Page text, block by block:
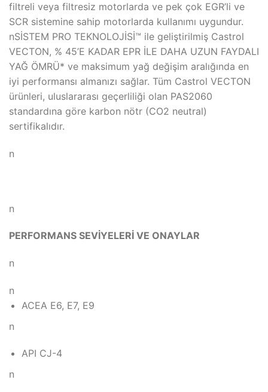
filtreli veya filtresiz motorlarda ve pek çok EGR’li ve
SCR sistemine sahip motorlarda kullanımı uygundur.
nSİSTEM PRO TEKNOLOJİSİ™ ile geliştirilmiş Castrol
VECTON, % 45’E KADAR EPR İLE DAHA UZUN FAYDALI
YAĞ ÖMRÜ* ve maksimum yağ değişim aralığında en
iyi performansı almanızı sağlar. Tüm Castrol VECTON
ürünleri, uluslararası geçerliliği olan PAS2060
standardına göre karbon nötr (CO2 neutral)
sertifikalıdır.
n
n
PERFORMANS SEVİYELERİ VE ONAYLAR
n
n
ACEA E6, E7, E9
n
API CJ-4
n